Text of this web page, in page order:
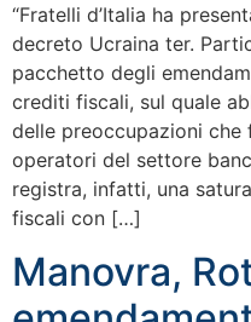
“Fratelli d’Italia ha
decreto Ucraina ter.
pacchetto degli
crediti fiscali, sul quale
delle preoccupazioni che
operatori del settore
registra, infatti, una
fiscali con […]
Manovra,